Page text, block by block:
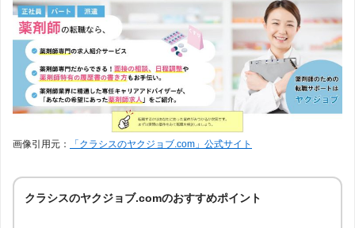
画像引用元： 「クラシスのヤクジョブ.com」公式サイト
クラシスのヤクジョブ.comのおすすめポイント